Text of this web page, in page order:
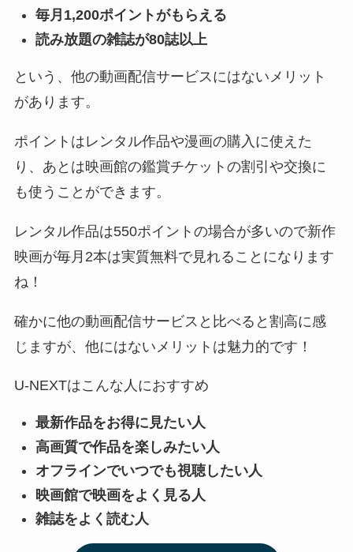
毎月1,200ポイントがもらえる
読み放題の雑誌が80誌以上
という、他の動画配信サービスにはないメリット
があります。
ポイントはレンタル作品や漫画の購入に使えた
り、あとは映画館の鑑賞チケットの割引や交換に
も使うことができます。
レンタル作品は550ポイントの場合が多いので新作
映画が毎月2本は実質無料で見れることになります
ね！
確かに他の動画配信サービスと比べると割高に感
じますが、他にはないメリットは魅力的です！
U-NEXTはこんな人におすすめ
最新作品をお得に見たい人
高画質で作品を楽しみたい人
オフラインでいつでも視聴したい人
映画館で映画をよく見る人
雑誌をよく読む人